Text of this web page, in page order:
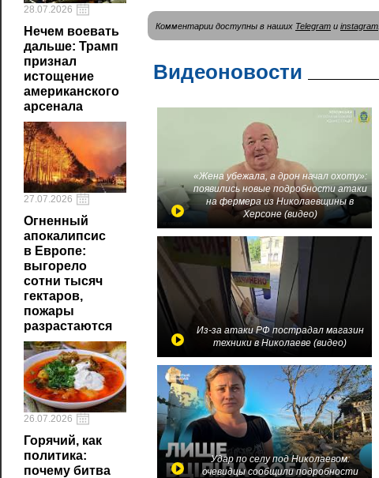
28.07.2026
Нечем воевать
дальше: Трамп
признал
истощение
американского
арсенала
27.07.2026
Огненный
апокалипсис
в Европе:
выгорело
сотни тысяч
гектаров,
пожары
разрастаются
26.07.2026
Горячий, как
политика:
почему битва
Комментарии доступны в наших Telegram и instagram
Видеоновости
«Жена убежала, а дрон начал охоту»:
появились новые подробности атаки
на фермера из Николаевщины в
Херсоне (видео)
Из-за атаки РФ пострадал магазин
техники в Николаеве (видео)
Удар по селу под Николаевом:
очевидцы сообщили подробности